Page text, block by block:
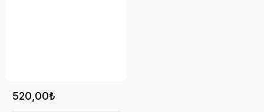
520,00₺